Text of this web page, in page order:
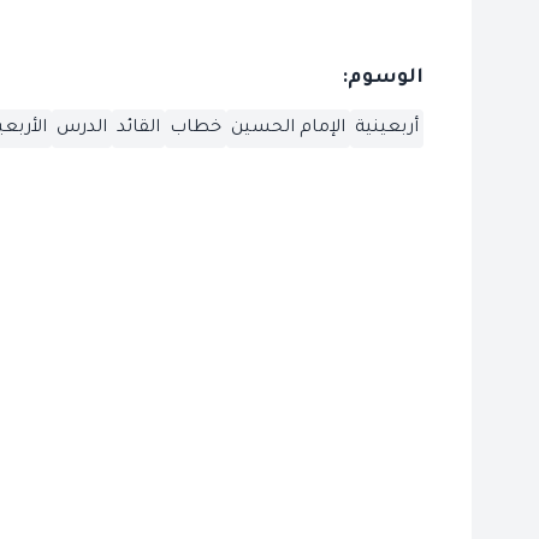
الوسوم:
أربعينية الإمام الحسين خطاب القائد الدرس